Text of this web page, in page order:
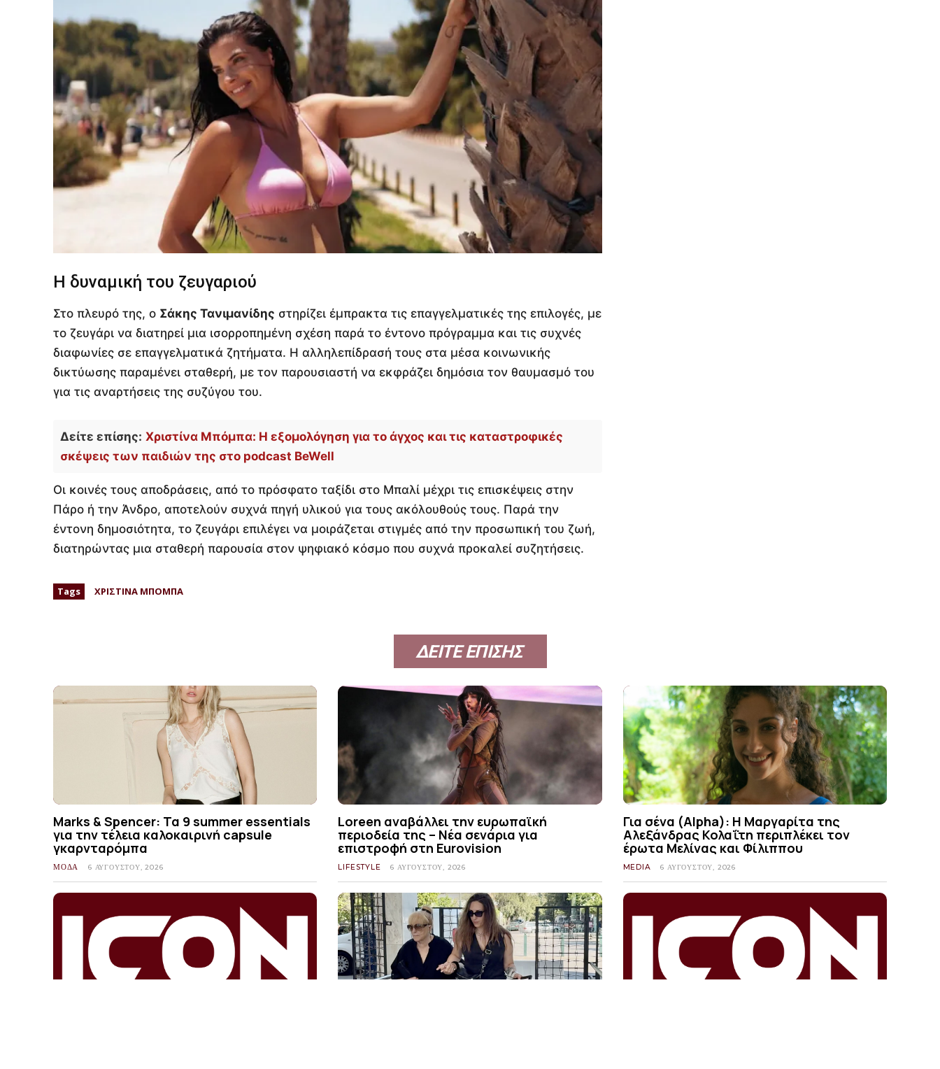
Η δυναμική του ζευγαριού
Στο πλευρό της, ο Σάκης Τανιμανίδης στηρίζει έμπρακτα τις επαγγελματικές της επιλογές, με
το ζευγάρι να διατηρεί μια ισορροπημένη σχέση παρά το έντονο πρόγραμμα και τις συχνές
διαφωνίες σε επαγγελματικά ζητήματα. Η αλληλεπίδρασή τους στα μέσα κοινωνικής
δικτύωσης παραμένει σταθερή, με τον παρουσιαστή να εκφράζει δημόσια τον θαυμασμό του
για τις αναρτήσεις της συζύγου του.
Δείτε επίσης: Χριστίνα Μπόμπα: Η εξομολόγηση για το άγχος και τις καταστροφικές
σκέψεις των παιδιών της στο podcast BeWell
Οι κοινές τους αποδράσεις, από το πρόσφατο ταξίδι στο Μπαλί μέχρι τις επισκέψεις στην
Πάρο ή την Άνδρο, αποτελούν συχνά πηγή υλικού για τους ακόλουθούς τους. Παρά την
έντονη δημοσιότητα, το ζευγάρι επιλέγει να μοιράζεται στιγμές από την προσωπική του ζωή,
διατηρώντας μια σταθερή παρουσία στον ψηφιακό κόσμο που συχνά προκαλεί συζητήσεις.
Tags ΧΡΙΣΤΙΝΑ ΜΠΟΜΠΑ
ΔΕΙΤΕ ΕΠΙΣΗΣ
Marks & Spencer: Τα 9 summer essentials
για την τέλεια καλοκαιρινή capsule
γκαρνταρόμπα
ΜΟΔΑ 6 ΑΥΓΟΎΣΤΟΥ, 2026
Loreen αναβάλλει την ευρωπαϊκή
περιοδεία της – Νέα σενάρια για
επιστροφή στη Eurovision
LIFESTYLE 6 ΑΥΓΟΎΣΤΟΥ, 2026
Για σένα (Alpha): Η Μαργαρίτα της
Αλεξάνδρας Κολαΐτη περιπλέκει τον
έρωτα Μελίνας και Φίλιππου
MEDIA 6 ΑΥΓΟΎΣΤΟΥ, 2026